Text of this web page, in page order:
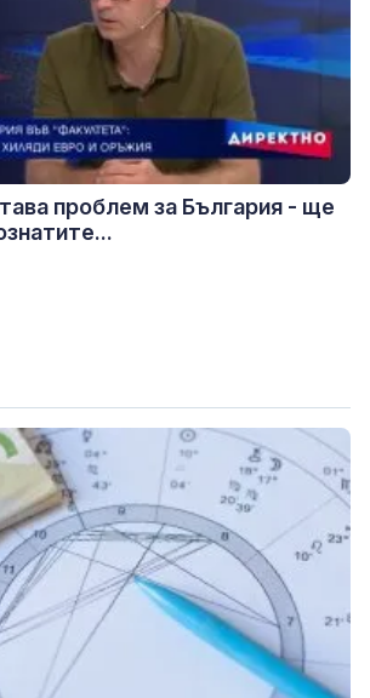
проблем за България - ще